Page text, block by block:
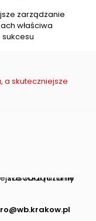
zarządzanie
właściwa
a skuteczniejsze